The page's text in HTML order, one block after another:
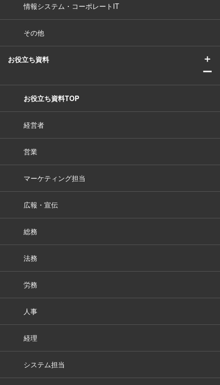
情報システム・コーポレートIT
その他
お役立ち資料
＋
ー
お役立ち資料TOP
経営者
営業
マーケティング担当
広報・宣伝
総務
法務
労務
人事
経理
システム担当